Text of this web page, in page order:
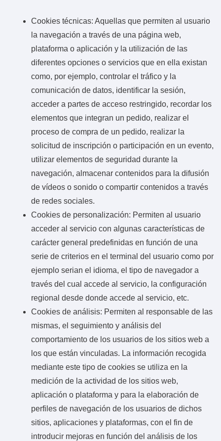
Cookies técnicas: Aquellas que permiten al usuario
la navegación a través de una página web,
plataforma o aplicación y la utilización de las
diferentes opciones o servicios que en ella existan
como, por ejemplo, controlar el tráfico y la
comunicación de datos, identificar la sesión,
acceder a partes de acceso restringido, recordar los
elementos que integran un pedido, realizar el
proceso de compra de un pedido, realizar la
solicitud de inscripción o participación en un evento,
utilizar elementos de seguridad durante la
navegación, almacenar contenidos para la difusión
de vídeos o sonido o compartir contenidos a través
de redes sociales.
Cookies de personalización: Permiten al usuario
acceder al servicio con algunas características de
carácter general predefinidas en función de una
serie de criterios en el terminal del usuario como por
ejemplo serian el idioma, el tipo de navegador a
través del cual accede al servicio, la configuración
regional desde donde accede al servicio, etc.
Cookies de análisis: Permiten al responsable de las
mismas, el seguimiento y análisis del
comportamiento de los usuarios de los sitios web a
los que están vinculadas. La información recogida
mediante este tipo de cookies se utiliza en la
medición de la actividad de los sitios web,
aplicación o plataforma y para la elaboración de
perfiles de navegación de los usuarios de dichos
sitios, aplicaciones y plataformas, con el fin de
introducir mejoras en función del análisis de los